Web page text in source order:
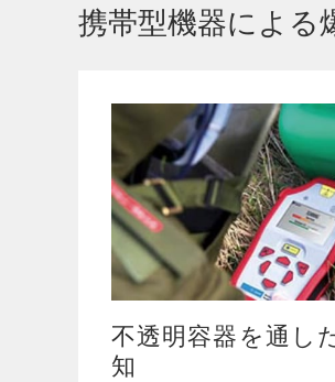
携帯型機器による
不透明容器を通し
知